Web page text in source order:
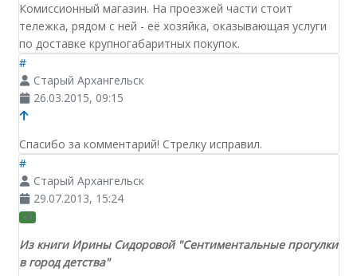
Комиссионный магазин. На проезжей части стоит
тележка, рядом с ней - её хозяйка, оказывающая услуги
по доставке крупногабаритных покупок.
#
Старый Архангельск
26.03.2015, 09:15
Спасибо за комментарий! Стрелку исправил.
#
Старый Архангельск
29.07.2013, 15:24
+1
Из книги Ирины Сидоровой "Сентиментальные прогулки
в город детства"